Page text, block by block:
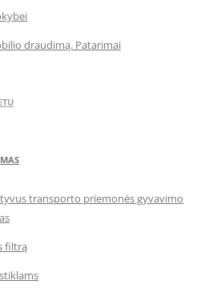
draudimą. Patarimai
transporto priemonės gyvavimo
filtrą